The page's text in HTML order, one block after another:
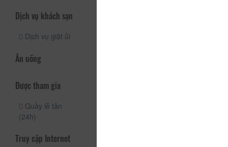
Dịch vụ khách sạn
Dịch vụ giặt ủi
Ăn uống
Được tham gia
Quầy lễ tân
(24h)
Truy cập Internet